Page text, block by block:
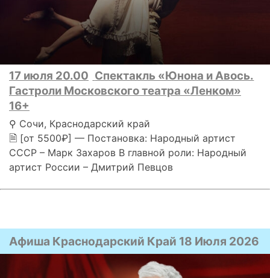
17 июля 20.00 Спектакль «Юнона и Авось.
Гастроли Московского театра «Ленком»
16+
⚲ Сочи, Краснодарский край
🗎 [от 5500₽] — Постановка: Народный артист
СССР – Марк Захаров В главной роли: Народный
артист России – Дмитрий Певцов
Афиша Краснодарский Край 18 Июля 2026